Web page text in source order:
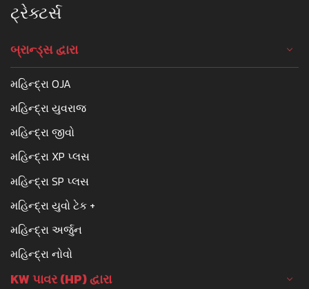
ટ્રેક્ટર્સ
બ્રાન્ડ્સ દ્વારા
મહિન્દ્રા OJA
મહિન્દ્રા યુવરાજ
મહિન્દ્રા જીવો
મહિન્દ્રા XP પ્લસ
મહિન્દ્રા SP પ્લસ
મહિન્દ્રા યુવો ટેક +
મહિન્દ્રા અર્જુન
મહિન્દ્રા નોવો
KW પાવર (HP) દ્વારા